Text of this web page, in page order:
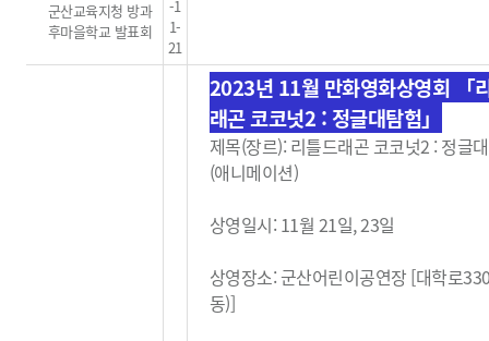
군산교육지청 방과
후마을학교 발표회
-1
1-
21
2023년 11월 만화영화상영회 「
래곤 코코넛2 : 정글대탐험」
제목(장르): 리틀드래곤 코코넛2 : 정글
(애니메이션)
상영일시: 11월 21일, 23일
상영장소: 군산어린이공연장 [대학로
동)]